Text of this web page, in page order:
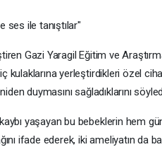
ses ile tanıştılar"
Gazi Yaragil Eğitim ve
kulaklarına yerleştirdikleri özel
duymasını sağladıklarını
yaşayan bu bebeklerin hem
ifade ederek, iki ameliyatın da